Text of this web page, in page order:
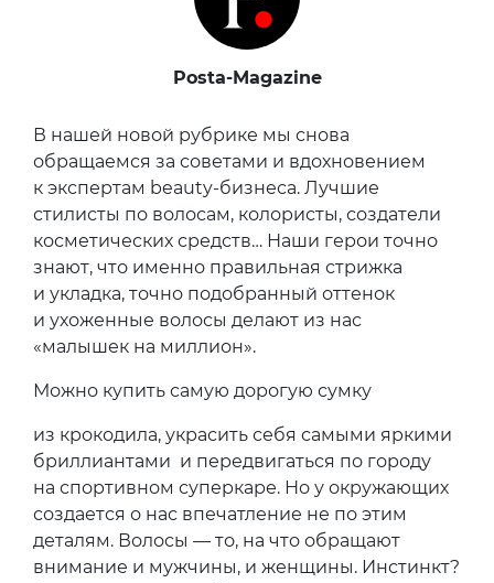
Posta-Magazine
В нашей новой рубрике мы снова
обращаемся за советами и вдохновением
к экспертам beauty-бизнеса. Лучшие
стилисты по волосам, колористы, создатели
косметических средств… Наши герои точно
знают, что именно правильная стрижка
и укладка, точно подобранный оттенок
и ухоженные волосы делают из нас
«малышек на миллион».
Можно купить самую дорогую сумку
из крокодила, украсить себя самыми яркими
бриллиантами и передвигаться по городу
на спортивном суперкаре. Но у окружающих
создается о нас впечатление не по этим
деталям. Волосы — то, на что обращают
внимание и мужчины, и женщины. Инстинкт?